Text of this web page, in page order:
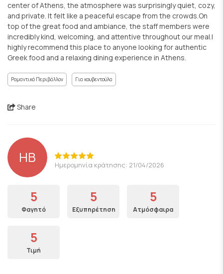
center of Athens, the atmosphere was surprisingly quiet, cozy,
and private. It felt like a peaceful escape from the crowds.On
top of the great food and ambiance, the staff members were
incredibly kind, welcoming, and attentive throughout our meal.I
highly recommend this place to anyone looking for authentic
Greek food and a relaxing dining experience in Athens.
Ρομαντικό Περιβάλλον Για κουβεντούλα
Share
HB Ημερομηνία κράτησης: 21/04/2026
5
Φαγητό
5
Εξυπηρέτηση
5
Ατμόσφαιρα
5
Τιμή